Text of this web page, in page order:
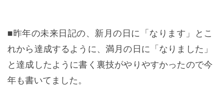
■昨年の未来日記の、新月の日に「なります」とこ
れから達成するように、満月の日に「なりました」
と達成したように書く裏技がやりやすかったので今
年も書いてました。